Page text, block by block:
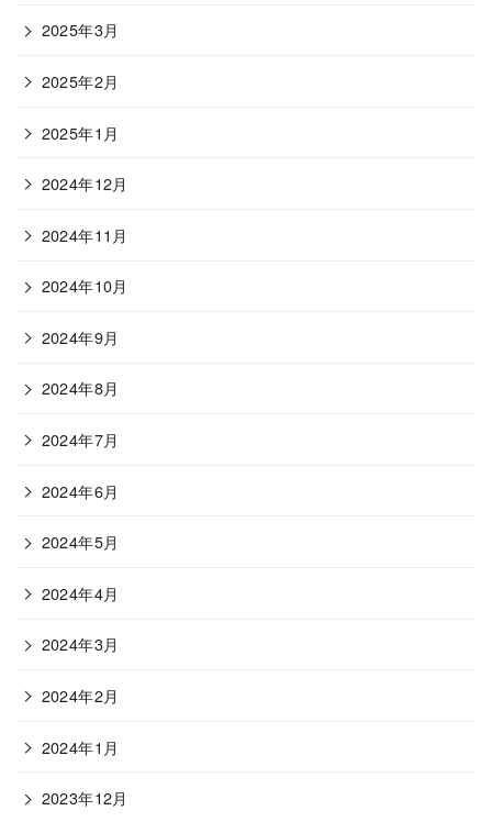
2025年3月
2025年2月
2025年1月
2024年12月
2024年11月
2024年10月
2024年9月
2024年8月
2024年7月
2024年6月
2024年5月
2024年4月
2024年3月
2024年2月
2024年1月
2023年12月